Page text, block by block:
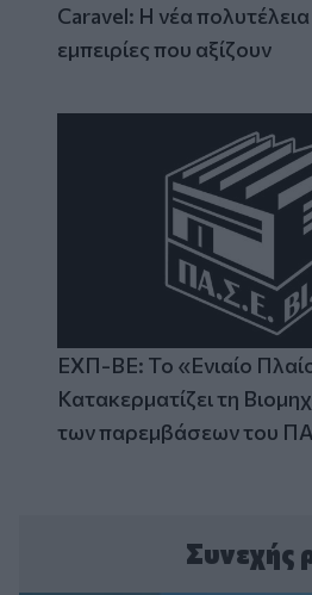
Caravel: Η νέα πολυτέλεια
εμπειρίες που αξίζουν
ΕΧΠ-ΒΕ: Το «Ενιαίο
Κατακερματίζει τη
των παρεμβάσεων του
Συνεχής